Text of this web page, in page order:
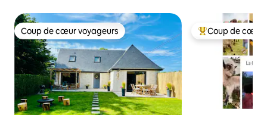
Coup de cœur voyageurs
Coup de cœur voyageurs Coup de cœur
Coup de cœur